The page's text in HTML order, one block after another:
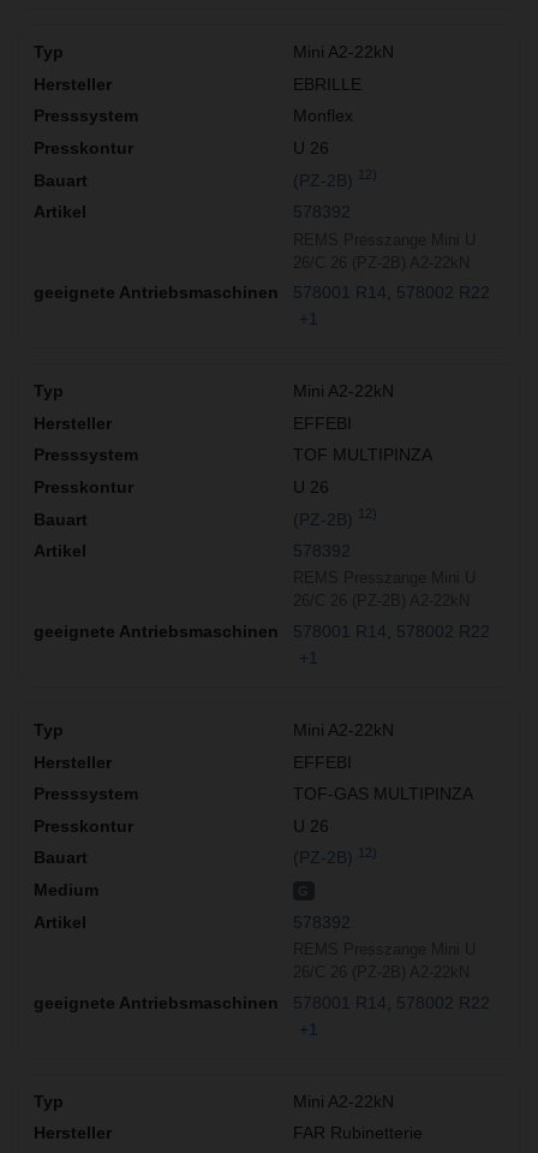
Mini A2-22kN
EBRILLE
Monflex
U 26
(PZ-2B)
12)
578392
578001 R14
578002 R22
+1
Mini A2-22kN
EFFEBI
TOF MULTIPINZA
U 26
(PZ-2B)
12)
578392
578001 R14
578002 R22
+1
Mini A2-22kN
EFFEBI
TOF-GAS MULTIPINZA
U 26
(PZ-2B)
12)
578392
578001 R14
578002 R22
+1
Mini A2-22kN
FAR Rubinetterie